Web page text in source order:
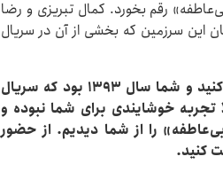
رقم بخورد. کمال تبریزی و رضا
این سرزمین‌ که بخشی از آن در سریال
‌فکر می‌کنم برای هفتمین بار شما و آقای کیانیان همکاری می‌کنید و شما سال ۱۳۹۳ بود که سریال
تجربه خوشایندی برای شما نبوده و
را از شما دیدیم. از حضور
کنید.